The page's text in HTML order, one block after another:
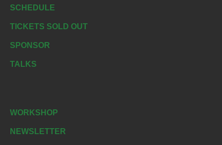
SCHEDULE
TICKETS SOLD OUT
SPONSOR
TALKS
WORKSHOP
NEWSLETTER